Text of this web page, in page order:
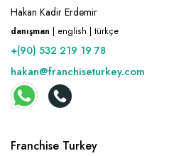
Hakan Kadir Erdemir
danışman | english | türkçe
+(90) 532 219 19 78
hakan@franchiseturkey.com
Franchise Turkey